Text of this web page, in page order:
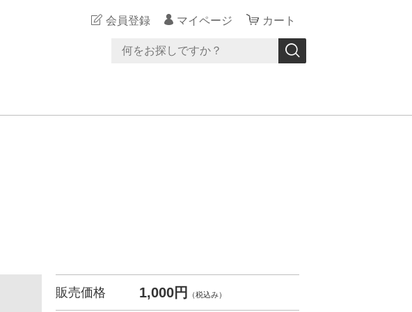
会員登録 マイページ カート
販売価格 1,000円 （税込み）